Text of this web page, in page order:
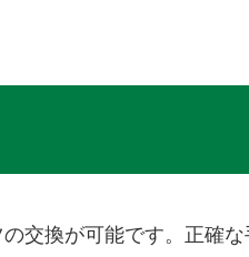
交換が可能です。正確